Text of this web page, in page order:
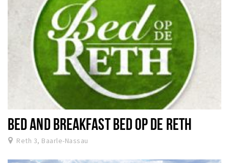
BED AND BREAKFAST BED OP DE RETH
Reth 3, Baarle-Nassau